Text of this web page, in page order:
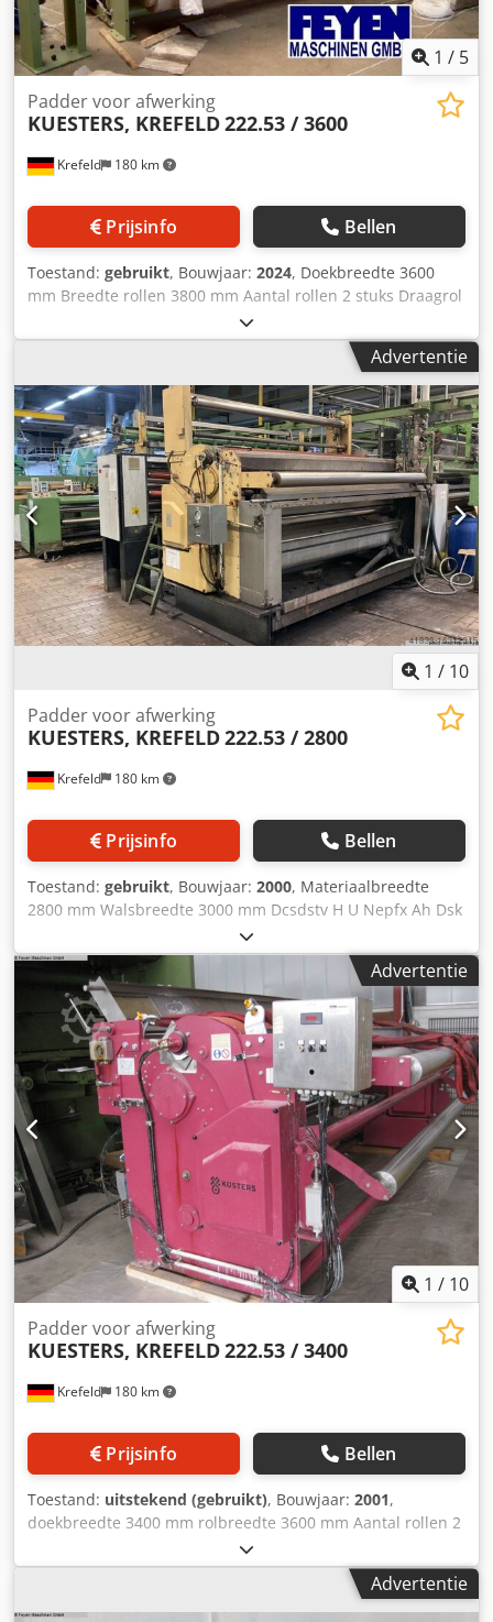
1 / 5
Krefeld 180 km
Padder voor afwerking
KUESTERS, KREFELD222.53 / 3600
Prijsinfo Bellen
Toestand: gebruikt, Bouwjaar: 2024, Doekbreedte 3600
mm Breedte rollen 3800 mm Aantal rollen 2 stuks Draagrol
- diameter 340 mm Bekleding rol - zacht rubber 75 graden
shore S-rol - diameter 270 mm Bekleding rol - hard rubber
100 graden shore Lijndruk 40 N / mm Totale druk 16 ton
Weefselgeleiding voor geweven stof met spreiderol
vloeistoftank met geleiderol + verdringingshuis Dcedpfx
Ahotv H U Aj Djk Aandrijfzijde volgens bestelling
Bedieningszijde volgens bestelling Aandrijfpen dia. 80 mm
Hydraulische console voor afzonderlijk persen gemaakt
van roestvrij staal De machine wordt volledig gereviseerd
voor levering. We leveren met garantie. Levering zonder
aandrijving. Een nieuwe aandrijving kan op verzoek
worden geleverd en aangepast aan de plaatselijke
omstandigheden. aangepast aan de lokale
omstandigheden. (De foto's tonen een gelijkaardige
machine in de staat waarin ze geleverd wordt).
Advertentie
1 / 10
Krefeld 180 km
Padder voor afwerking
KUESTERS, KREFELD222.53 / 2800
Prijsinfo Bellen
Toestand: gebruikt, Bouwjaar: 2000, Materiaalbreedte
2800 mm Walsbreedte 3000 mm Dcsdstv H U Nepfx Ah Dsk
Aantal walsen 2 stuks Draagwals - diameter 340 mm
Walsbekleding - zacht rubber 75 Shore S-wals - diameter
240 mm Walsbekleding - hard rubber 75 Shore
Lijnbelasting 45 N / mm Totale druk 13,5 ton
Goederenaanvoer voor geweven goederen met gebogen
spreidwals Kuisbak met geleiderol en verdringer
Bedieningszijde links Aandrijfzijde rechts Aandrijfas
diameter 80 mm Hydraulisch paneel voor gescheiden
drukregeling links-midden-rechts Totaal benodigd
vermogen 12 kW Gewicht 4000 kg Afmetingen L-B-H 3,6 x
2,2 x 2,8 m Nieuwe besturing van Küsters – geleverd in
2008, met snelreinigingsfunctie, zonder revisie,
Advertentie
1 / 10
Krefeld 180 km
Padder voor afwerking
KUESTERS, KREFELD222.53 / 3400
Prijsinfo Bellen
Toestand: uitstekend (gebruikt), Bouwjaar: 2001,
doekbreedte 3400 mm rolbreedte 3600 mm Aantal rollen 2
stuks steunrol - diameter 340 mm Rolafdekking - zacht
rubber 75 graden shore S-rol - diameter 270 mm
Rolafdekking - zacht rubber 75 graden shore lijndruk 50
N/mm Dedpfxstv Imtj Ah Dock totale druk 18 ton
Advertentie